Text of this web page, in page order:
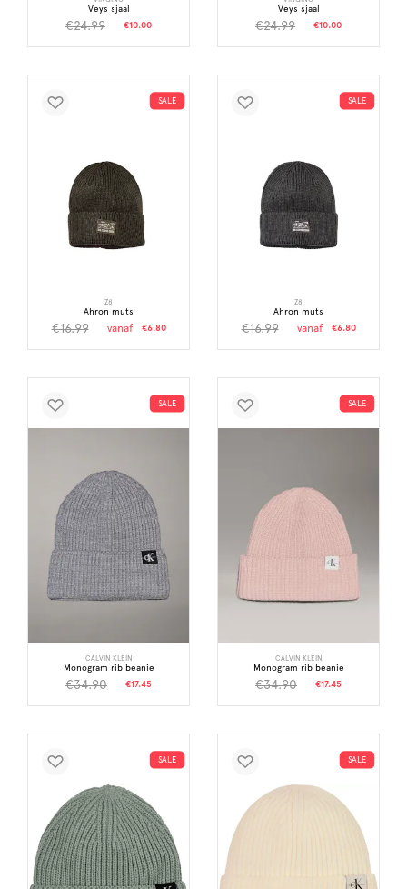
Veys sjaal
€24.99 €10.00
Veys sjaal
€24.99 €10.00
SALE
Z8
Ahron muts
€16.99 vanaf €6.80
SALE
Z8
Ahron muts
€16.99 vanaf €6.80
SALE
CALVIN KLEIN
Monogram rib beanie
€34.90 €17.45
SALE
CALVIN KLEIN
Monogram rib beanie
€34.90 €17.45
SALE SALE